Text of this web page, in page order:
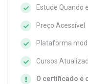
Estude Quando
Preço Acessível
Plataforma
Cursos
O certificado é